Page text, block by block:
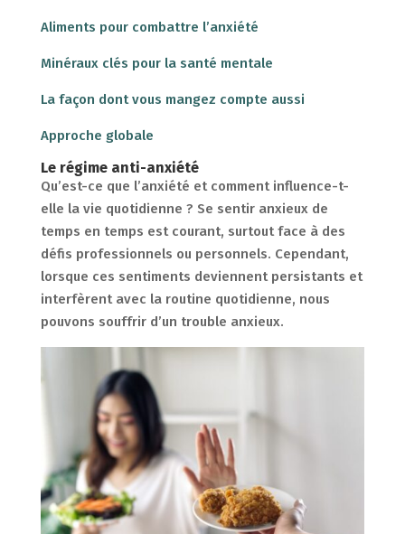
Aliments pour combattre l’anxiété
Minéraux clés pour la santé mentale
La façon dont vous mangez compte aussi
Approche globale
Le régime anti-anxiété
Qu’est-ce que l’anxiété et comment influence-t-
elle la vie quotidienne ? Se sentir anxieux de
temps en temps est courant, surtout face à des
défis professionnels ou personnels. Cependant,
lorsque ces sentiments deviennent persistants et
interfèrent avec la routine quotidienne, nous
pouvons souffrir d’un trouble anxieux.